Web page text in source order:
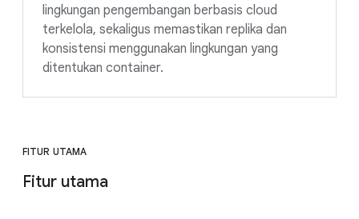
lingkungan pengembangan berbasis cloud
terkelola, sekaligus memastikan replika dan
konsistensi menggunakan lingkungan yang
ditentukan container.
FITUR UTAMA
Fitur utama